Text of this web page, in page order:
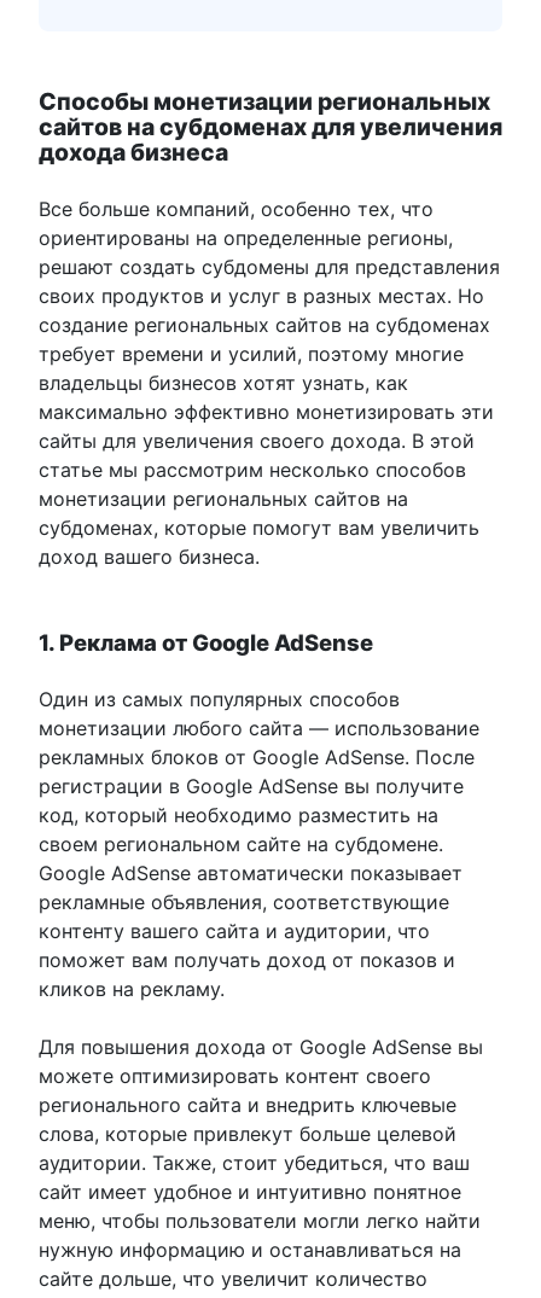
Способы монетизации региональных
сайтов на субдоменах для увеличения
дохода бизнеса
Все больше компаний, особенно тех, что
ориентированы на определенные регионы,
решают создать субдомены для представления
своих продуктов и услуг в разных местах. Но
создание региональных сайтов на субдоменах
требует времени и усилий, поэтому многие
владельцы бизнесов хотят узнать, как
максимально эффективно монетизировать эти
сайты для увеличения своего дохода. В этой
статье мы рассмотрим несколько способов
монетизации региональных сайтов на
субдоменах, которые помогут вам увеличить
доход вашего бизнеса.
1. Реклама от Google AdSense
Один из самых популярных способов
монетизации любого сайта — использование
рекламных блоков от Google AdSense. После
регистрации в Google AdSense вы получите
код, который необходимо разместить на
своем региональном сайте на субдомене.
Google AdSense автоматически показывает
рекламные объявления, соответствующие
контенту вашего сайта и аудитории, что
поможет вам получать доход от показов и
кликов на рекламу.
Для повышения дохода от Google AdSense вы
можете оптимизировать контент своего
регионального сайта и внедрить ключевые
слова, которые привлекут больше целевой
аудитории. Также, стоит убедиться, что ваш
сайт имеет удобное и интуитивно понятное
меню, чтобы пользователи могли легко найти
нужную информацию и останавливаться на
сайте дольше, что увеличит количество